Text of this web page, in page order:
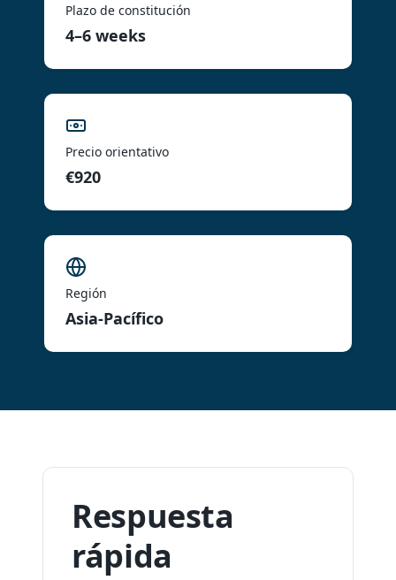
Plazo de constitución
4–6 weeks
Precio orientativo
€920
Región
Asia-Pacífico
Respuesta
rápida